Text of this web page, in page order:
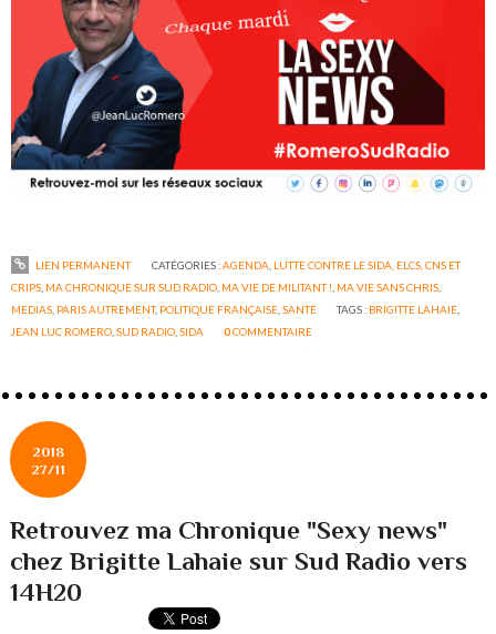
LIEN PERMANENT CATÉGORIES :AGENDA LUTTE CONTRE LE SIDA, ELCS, CNS ET
CRIPS MA CHRONIQUE SUR SUD RADIO MA VIE DE MILITANT ! MA VIE SANS CHRIS
MEDIAS PARIS AUTREMENT, POLITIQUE FRANÇAISE ,SANTÉ TAGS : BRIGITTE LAHAIE
JEAN LUC ROMERO ,SUD RADIO ,SIDA 0COMMENTAIRE
2018
27/11
Retrouvez ma Chronique "Sexy news"
chez Brigitte Lahaie sur Sud Radio vers
14H20